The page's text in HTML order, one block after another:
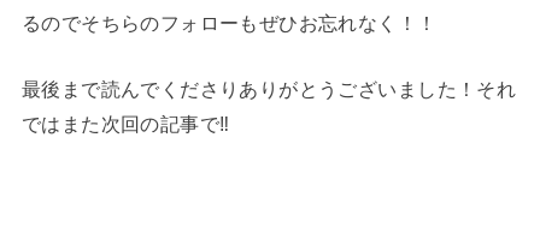
るのでそちらのフォローもぜひお忘れなく！！
最後まで読んでくださりありがとうございました！それ
ではまた次回の記事で‼